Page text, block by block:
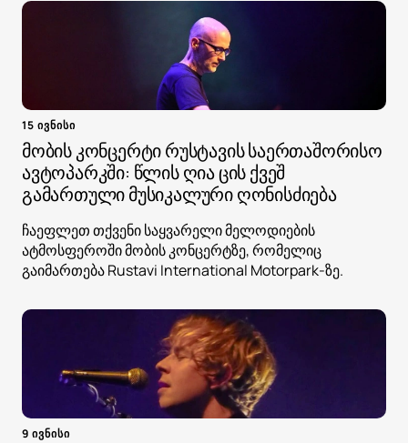
15 ივნისი
მობის კონცერტი რუსტავის საერთაშორისო
ავტოპარკში: წლის ღია ცის ქვეშ
გამართული მუსიკალური ღონისძიება
ჩაეფლეთ თქვენი საყვარელი მელოდიების
ატმოსფეროში მობის კონცერტზე, რომელიც
გაიმართება Rustavi International Motorpark-ზე.
9 ივნისი